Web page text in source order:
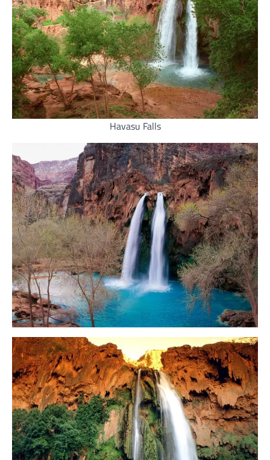
Havasu Falls